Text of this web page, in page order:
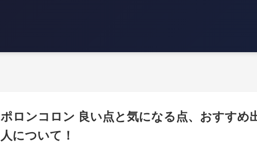
ポロンコロン 良い点と気になる点、おすすめ
人について！